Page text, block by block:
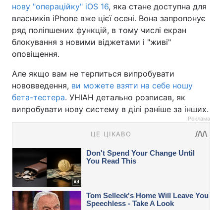
нову "операційку" iOS 16, яка стане доступна для
власників iPhone вже цієї осені. Вона запропонує
ряд поліпшених функцій, в тому числі екран
блокування з новими віджетами і "живі"
оповіщення.
Але якщо вам не терпиться випробувати
нововведення, ви можете взяти на себе ношу
бета-тестера. УНІАН детально розписав, як
випробувати нову систему в ділі раніше за інших.
Реклама